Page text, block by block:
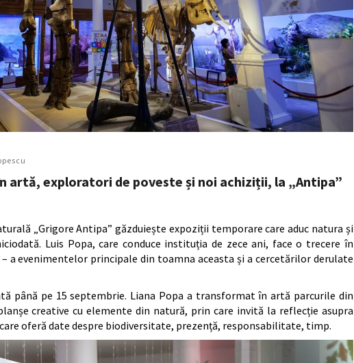
artă, exploratori de poveste și noi achiziții, la „Antipa”
„Grigore Antipa” găzduiește expoziții temporare care aduc natura și
Luis Popa, care conduce instituția de zece ani, face o trecere în
a evenimentelor principale din toamna aceasta și a cercetărilor derulate
până pe 15 septembrie. Liana Popa a transformat în artă parcurile din
creative cu elemente din natură, prin care invită la reflecție asupra
oferă date despre biodiversitate, prezență, responsabilitate, timp.